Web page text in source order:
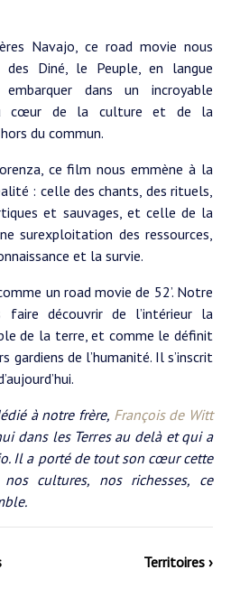
Navajo, ce road movie nous
Diné, le Peuple, en langue
embarquer dans un incroyable
cœur de la culture et de la
du commun.
ce film nous emmène à la
: celle des chants, des rituels,
et sauvages, et celle de la
surexploitation des ressources,
et la survie.
un road movie de 52’. Notre
découvrir de l’intérieur la
de la terre, et comme le définit
gardiens de l’humanité. Il s’inscrit
à notre frère, François de Witt
dans les Terres au delà et qui a
Il a porté de tout son cœur cette
cultures, nos richesses, ce
Territoires ›